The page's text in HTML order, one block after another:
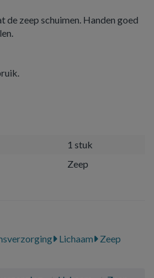
de zeep schuimen. Handen goed
1 stuk
Zeep
Lichaam
Zeep